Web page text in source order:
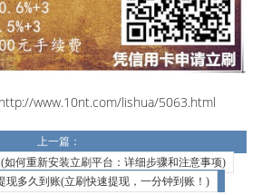
www.10nt.com/lishua/5063.html
上一篇：
如何重新安装立刷平台：详细步骤和注意事项)
现多久到账(立刷快速提现，一分钟到账！)